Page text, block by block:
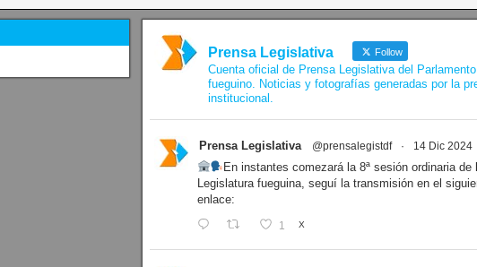
Prensa Legislativa Follow
Cuenta oficial de Prensa Legislativa del Parlamento
fueguino. Noticias y fotografías generadas por la
institucional.
Prensa Legislativa @prensalegistdf · 14 Dic 2024
En instantes comezará la 8ª sesión ordinaria de
Legislatura fueguina, seguí la transmisión en el
enlace:
1 X